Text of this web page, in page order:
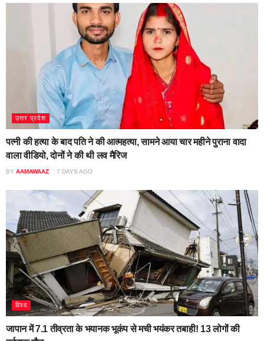
उत्तर प्रदेश
पत्नी की हत्या के बाद पति ने की आत्महत्या, सामने आया चार महीने पुराना वादा
वाला वीडियो, दोनों ने की थी लव मैरिज
BY AAMAWAAZ 7 DAYS AGO
विश्व
जापान में 7.1 तीव्रता के भयानक भूकंप से मची भयंकर तबाही! 13 लोगों की